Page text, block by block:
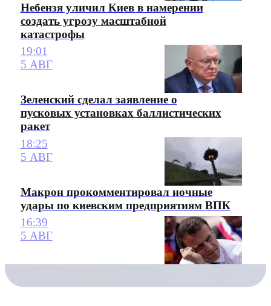
Небензя уличил Киев в намерении
создать угрозу масштабной
катастрофы
19:01
5 АВГ
Зеленский сделал заявление о
пусковых установках баллистических
ракет
18:25
5 АВГ
Макрон прокомментировал ночные
удары по киевским предприятиям ВПК
16:39
5 АВГ